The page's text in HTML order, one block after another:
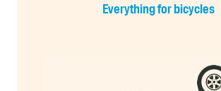
Everything for bicycles